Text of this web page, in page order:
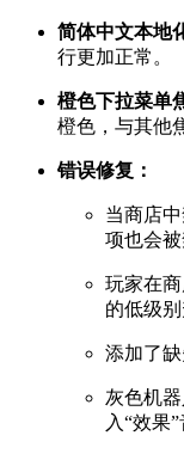
简体中文本地
行更加正常。
橙色下拉菜单
橙色，与其他
错误修复：
当商店
项也会被
玩家在
的低级
添加了
灰色机
入“效果”